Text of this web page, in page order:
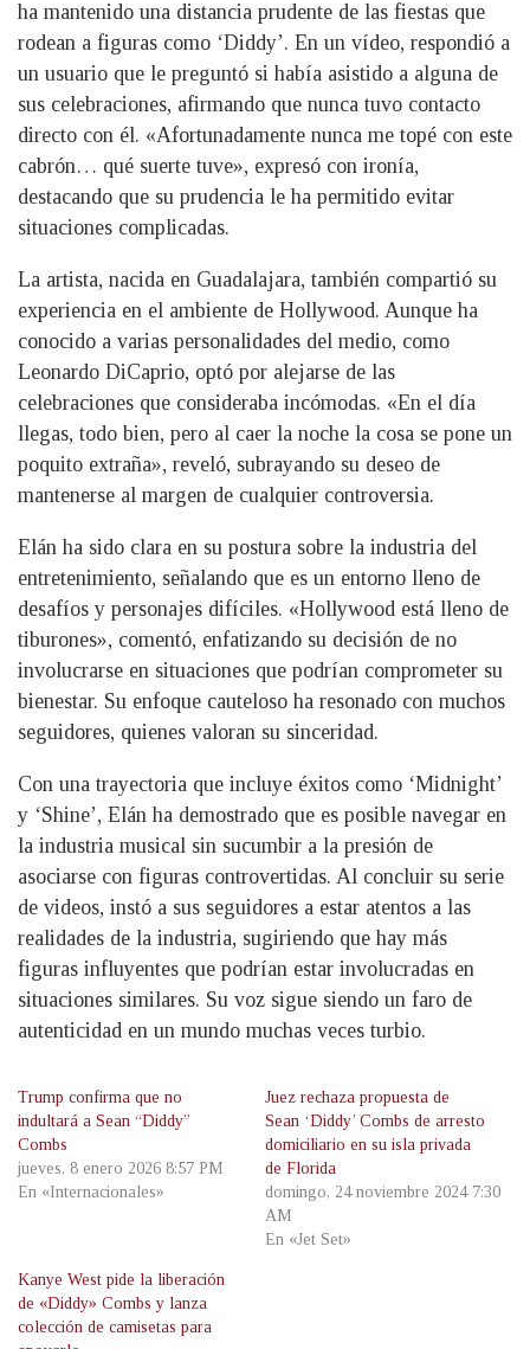
ha mantenido una distancia prudente de las fiestas que
rodean a figuras como ‘Diddy’. En un vídeo, respondió a
un usuario que le preguntó si había asistido a alguna de
sus celebraciones, afirmando que nunca tuvo contacto
directo con él. «Afortunadamente nunca me topé con este
cabrón… qué suerte tuve», expresó con ironía,
destacando que su prudencia le ha permitido evitar
situaciones complicadas.
La artista, nacida en Guadalajara, también compartió su
experiencia en el ambiente de Hollywood. Aunque ha
conocido a varias personalidades del medio, como
Leonardo DiCaprio, optó por alejarse de las
celebraciones que consideraba incómodas. «En el día
llegas, todo bien, pero al caer la noche la cosa se pone un
poquito extraña», reveló, subrayando su deseo de
mantenerse al margen de cualquier controversia.
Elán ha sido clara en su postura sobre la industria del
entretenimiento, señalando que es un entorno lleno de
desafíos y personajes difíciles. «Hollywood está lleno de
tiburones», comentó, enfatizando su decisión de no
involucrarse en situaciones que podrían comprometer su
bienestar. Su enfoque cauteloso ha resonado con muchos
seguidores, quienes valoran su sinceridad.
Con una trayectoria que incluye éxitos como ‘Midnight’
y ‘Shine’, Elán ha demostrado que es posible navegar en
la industria musical sin sucumbir a la presión de
asociarse con figuras controvertidas. Al concluir su serie
de videos, instó a sus seguidores a estar atentos a las
realidades de la industria, sugiriendo que hay más
figuras influyentes que podrían estar involucradas en
situaciones similares. Su voz sigue siendo un faro de
autenticidad en un mundo muchas veces turbio.
Trump confirma que no
indultará a Sean “Diddy”
Combs
jueves, 8 enero 2026 8:57 PM
En «Internacionales»
Juez rechaza propuesta de
Sean ‘Diddy’ Combs de arresto
domiciliario en su isla privada
de Florida
domingo, 24 noviembre 2024 7:30
AM
En «Jet Set»
Kanye West pide la liberación
de «Diddy» Combs y lanza
colección de camisetas para